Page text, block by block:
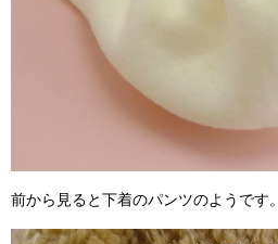
前から見ると下着のパンツのようです。